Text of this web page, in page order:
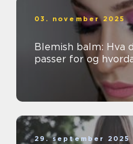
03. november 2025
Blemish balm: Hva
passer for og
29. september 2025